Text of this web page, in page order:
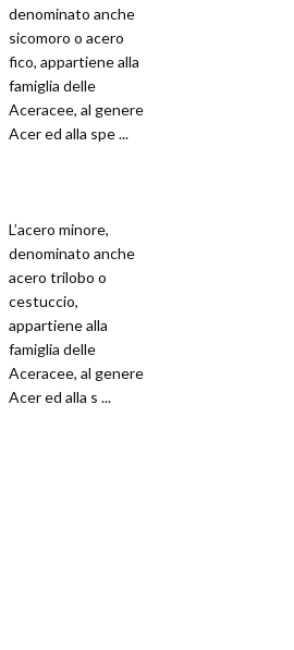
denominato anche
sicomoro o acero
fico, appartiene alla
famiglia delle
Aceracee, al genere
Acer ed alla spe ...
L’acero minore,
denominato anche
acero trilobo o
cestuccio,
appartiene alla
famiglia delle
Aceracee, al genere
Acer ed alla s ...